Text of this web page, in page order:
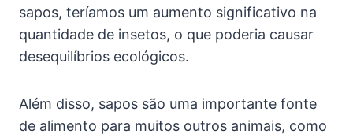
sapos, teríamos um aumento significativo na
quantidade de insetos, o que poderia causar
desequilíbrios ecológicos.
Além disso, sapos são uma importante fonte
de alimento para muitos outros animais, como